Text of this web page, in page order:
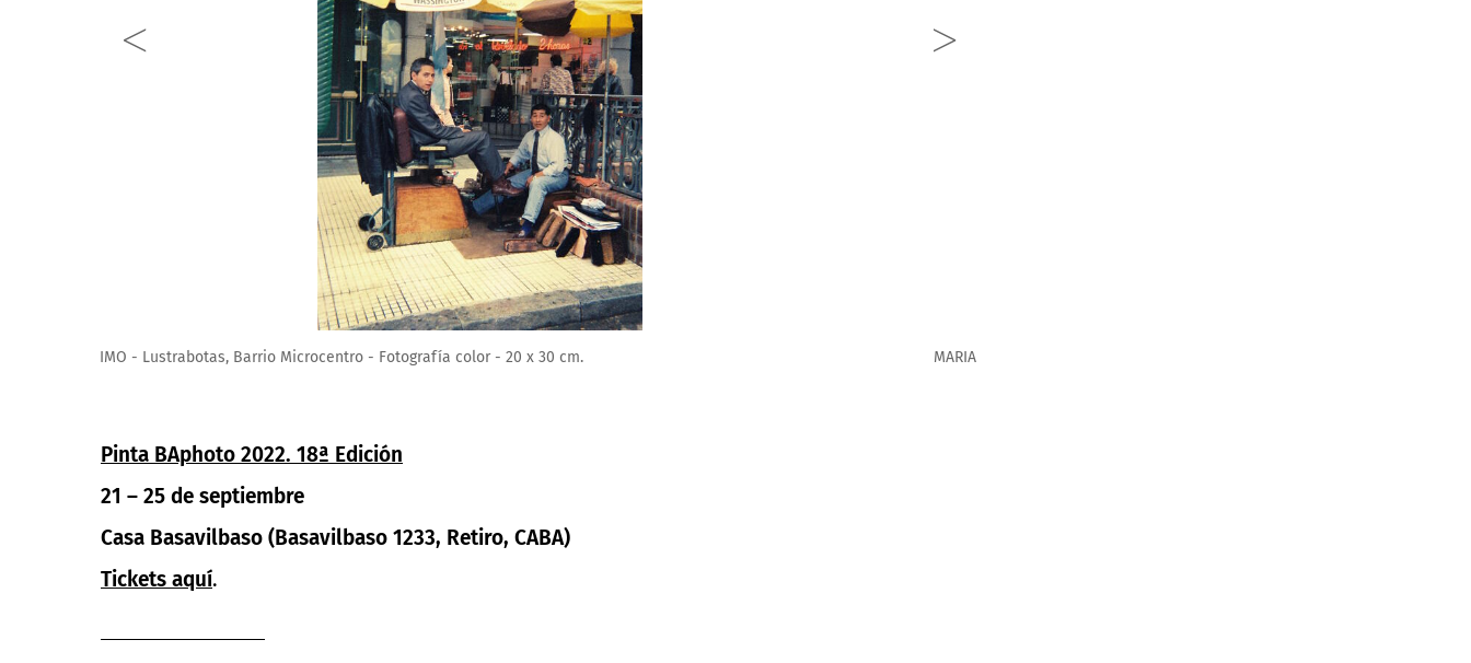
MARIA LIA FERNANDEZ - Plaza de Mayo, Barrio Microcentro - Fotografía color - 20 x 30 cm.
Pinta BAphoto 2022. 18ª Edición
21 – 25 de septiembre
Casa Basavilbaso (Basavilbaso 1233, Retiro, CABA)
Tickets aquí.